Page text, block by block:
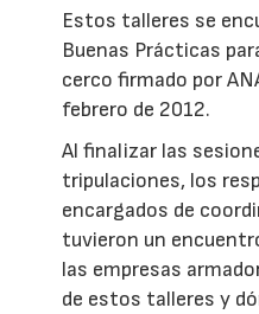
Estos talleres se
Buenas Prácticas
cerco firmado por
febrero de 2012.
Al finalizar las
tripulaciones, los
encargados de
tuvieron un
las empresas
de estos talleres y